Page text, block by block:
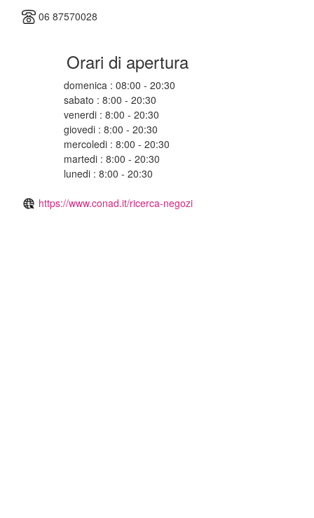
06 87570028
Orari di apertura
domenica : 08:00 - 20:30
sabato : 8:00 - 20:30
venerdi : 8:00 - 20:30
giovedi : 8:00 - 20:30
mercoledi : 8:00 - 20:30
martedi : 8:00 - 20:30
lunedi : 8:00 - 20:30
https://www.conad.it/ricerca-negozi